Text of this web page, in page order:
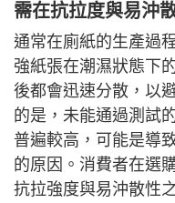
需在抗拉度與易沖
通常在廁紙的生產過
強紙張在潮濕狀態下
後都會迅速分散，以
的是，未能通過測試
普遍較高，可能是導
的原因。消費者在選
抗拉強度與易沖散性